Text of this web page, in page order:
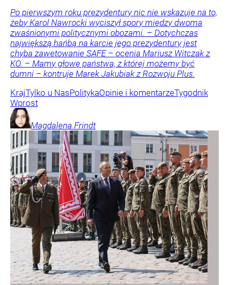
Po pierwszym roku prezydentury nic nie wskazuje na to,
żeby Karol Nawrocki wyciszył spory między dwoma
zwaśnionymi politycznymi obozami. – Dotychczas
największą hańbą na karcie jego prezydentury jest
chyba zawetowanie SAFE – ocenia Mariusz Witczak z
KO. – Mamy głowę państwa, z której możemy być
dumni – kontruje Marek Jakubiak z Rozwoju Plus.
KrajTylko u NasPolitykaOpinie i komentarzeTygodnik
Wprost
Magdalena Frindt